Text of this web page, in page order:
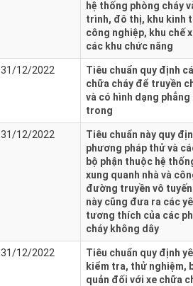
hệ thống phòng cháy
trình, đô thị, khu kinh
công nghiệp, khu chế
các khu chức năng
31/12/2022
Tiêu chuẩn quy định
chữa cháy để truyền
và có hình dạng
trong
31/12/2022
Tiêu chuẩn này quy
phương pháp thử và
bộ phận thuộc hệ
xung quanh nhà và
đường truyền vô
này cũng đưa ra các
tương thích của các
cháy không dây
31/12/2022
Tiêu chuẩn quy định
kiểm tra, thử nghiệm,
quản đối với xe chữa